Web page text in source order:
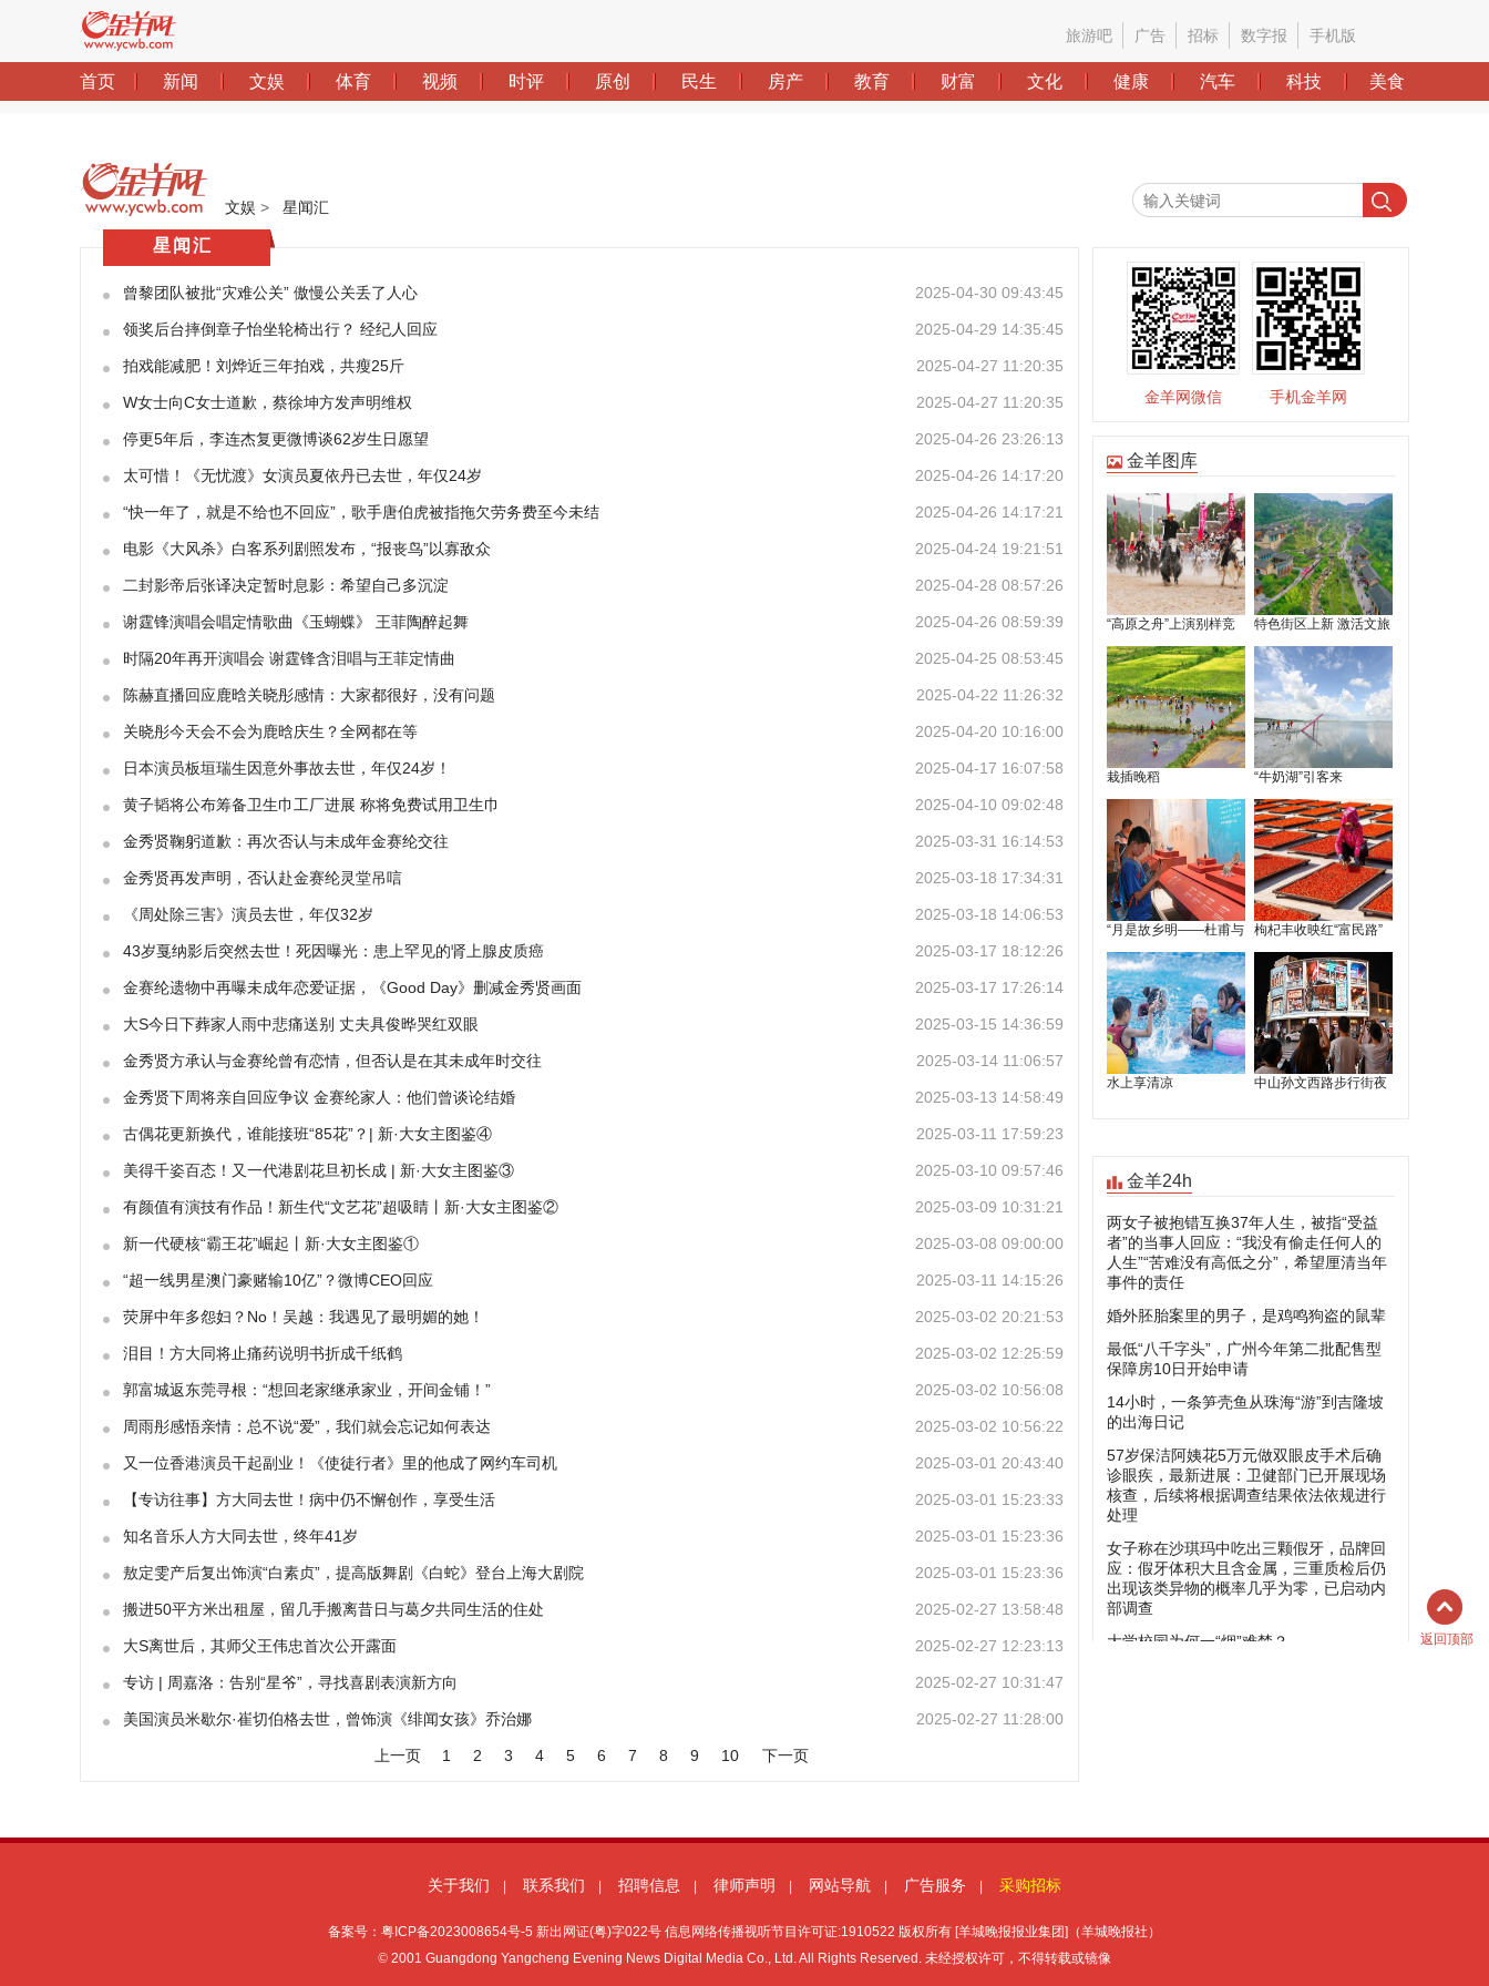
文娱 > 星闻汇
星闻汇
曾黎团队被批“灾难公关” 傲慢公关丢了人心 2025-04-30 09:43:45
领奖后台摔倒章子怡坐轮椅出行？ 经纪人回应 2025-04-29 14:35:45
拍戏能减肥！刘烨近三年拍戏，共瘦25斤 2025-04-27 11:20:35
W女士向C女士道歉，蔡徐坤方发声明维权 2025-04-27 11:20:35
停更5年后，李连杰复更微博谈62岁生日愿望 2025-04-26 23:26:13
太可惜！《无忧渡》女演员夏依丹已去世，年仅24岁 2025-04-26 14:17:20
“快一年了，就是不给也不回应”，歌手唐伯虎被指拖欠劳务费至今未结 2025-04-26 14:17:21
电影《大风杀》白客系列剧照发布，“报丧鸟”以寡敌众 2025-04-24 19:21:51
二封影帝后张译决定暂时息影：希望自己多沉淀 2025-04-28 08:57:26
谢霆锋演唱会唱定情歌曲《玉蝴蝶》 王菲陶醉起舞 2025-04-26 08:59:39
时隔20年再开演唱会 谢霆锋含泪唱与王菲定情曲 2025-04-25 08:53:45
陈赫直播回应鹿晗关晓彤感情：大家都很好，没有问题 2025-04-22 11:26:32
关晓彤今天会不会为鹿晗庆生？全网都在等 2025-04-20 10:16:00
日本演员板垣瑞生因意外事故去世，年仅24岁！ 2025-04-17 16:07:58
黄子韬将公布筹备卫生巾工厂进展 称将免费试用卫生巾 2025-04-10 09:02:48
金秀贤鞠躬道歉：再次否认与未成年金赛纶交往 2025-03-31 16:14:53
金秀贤再发声明，否认赴金赛纶灵堂吊唁 2025-03-18 17:34:31
《周处除三害》演员去世，年仅32岁 2025-03-18 14:06:53
43岁戛纳影后突然去世！死因曝光：患上罕见的肾上腺皮质癌 2025-03-17 18:12:26
金赛纶遗物中再曝未成年恋爱证据，《Good Day》删减金秀贤画面 2025-03-17 17:26:14
大S今日下葬家人雨中悲痛送别 丈夫具俊晔哭红双眼 2025-03-15 14:36:59
金秀贤方承认与金赛纶曾有恋情，但否认是在其未成年时交往 2025-03-14 11:06:57
金秀贤下周将亲自回应争议 金赛纶家人：他们曾谈论结婚 2025-03-13 14:58:49
古偶花更新换代，谁能接班“85花”？| 新·大女主图鉴④ 2025-03-11 17:59:23
美得千姿百态！又一代港剧花旦初长成 | 新·大女主图鉴③ 2025-03-10 09:57:46
有颜值有演技有作品！新生代“文艺花”超吸睛丨新·大女主图鉴② 2025-03-09 10:31:21
新一代硬核“霸王花”崛起丨新·大女主图鉴① 2025-03-08 09:00:00
“超一线男星澳门豪赌输10亿”？微博CEO回应 2025-03-11 14:15:26
荧屏中年多怨妇？No！吴越：我遇见了最明媚的她！ 2025-03-02 20:21:53
泪目！方大同将止痛药说明书折成千纸鹤 2025-03-02 12:25:59
郭富城返东莞寻根：“想回老家继承家业，开间金铺！” 2025-03-02 10:56:08
周雨彤感悟亲情：总不说“爱”，我们就会忘记如何表达 2025-03-02 10:56:22
又一位香港演员干起副业！《使徒行者》里的他成了网约车司机 2025-03-01 20:43:40
【专访往事】方大同去世！病中仍不懈创作，享受生活 2025-03-01 15:23:33
知名音乐人方大同去世，终年41岁 2025-03-01 15:23:36
敖定雯产后复出饰演“白素贞”，提高版舞剧《白蛇》登台上海大剧院 2025-03-01 15:23:36
搬进50平方米出租屋，留几手搬离昔日与葛夕共同生活的住处 2025-02-27 13:58:48
大S离世后，其师父王伟忠首次公开露面 2025-02-27 12:23:13
专访 | 周嘉洛：告别“星爷”，寻找喜剧表演新方向 2025-02-27 10:31:47
美国演员米歇尔·崔切伯格去世，曾饰演《绯闻女孩》乔治娜 2025-02-27 11:28:00
上一页 1 2 3 4 5 6 7 8 9 10 下一页
金羊网微信 手机金羊网
返回顶部